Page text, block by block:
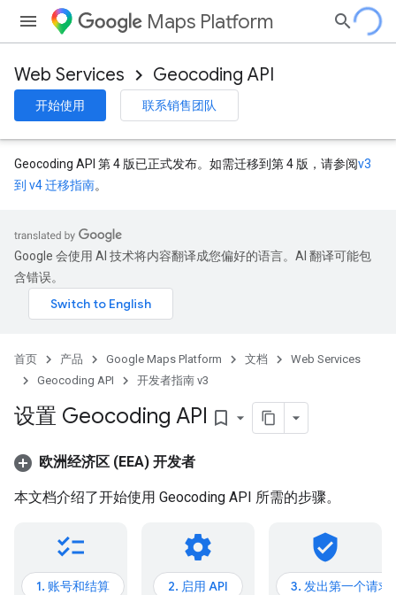
Maps Platform
Web Services Geocoding API
开始使用 联系销售团队
Geocoding API 第 4 版已正式发布。如需迁移到第 4 版，请参阅v3
到 v4 迁移指南。
Google 会使用 AI 技术将内容翻译成您偏好的语言。AI 翻译可能包
含错误。
首页 产品 Google Maps Platform 文档
Web Services
Geocoding API
开发者指南 v3
设置 Geocoding API bookmark_border
欧洲经济区 (EEA) 开发者
本文档介绍了开始使用 Geocoding API 所需的步骤。
checklist
1. 账号和结算
settings
2. 启用 API
verified_user
3. 发出第一个请求